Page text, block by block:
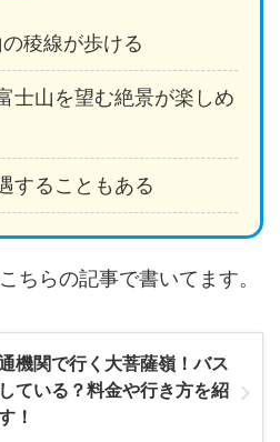
稜線が歩ける
士山を望む絶景が楽しめ
することもある
ちらの記事で書いてます。
機関で行く大菩薩嶺！バス
ている？料金や行き方を紹
！